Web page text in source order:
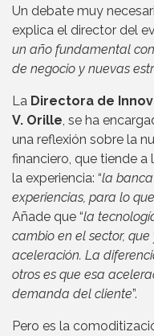
Un debate muy
explica el director del
un año fundamental
de negocio y nuevas
La Directora de
V. Orille, se ha
una reflexión sobre la
financiero, que tiende a
la experiencia: “la
experiencias, para lo
Añade que “la
cambio en el sector,
aceleración. La
otros es que esa
demanda del cliente”.
Pero es la